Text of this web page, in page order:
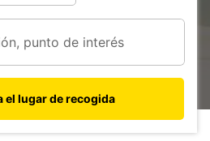
el lugar de recogida